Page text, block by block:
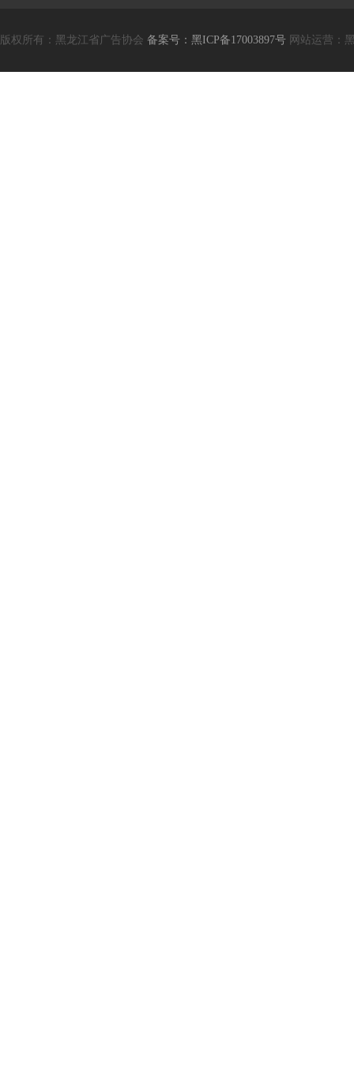
版权所有：黑龙江省广告协会 备案号：黑ICP备17003897号 网站运营：